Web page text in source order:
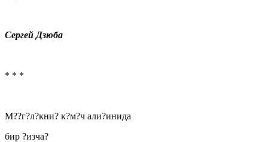
Сергей Дзюба
* * *
М??г?л?кни? к?м?ч али?инида
бир ?изча?